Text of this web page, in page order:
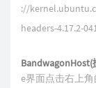
://
headers-4.17.2-
e界面点击右上